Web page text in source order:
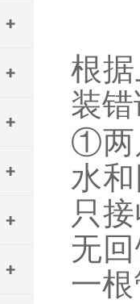
根
装
①两
水
只
无
一